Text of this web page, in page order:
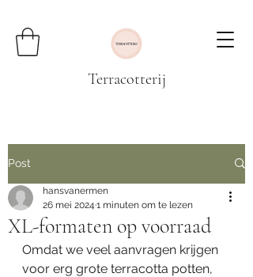
Terracotterij
Post
XL-formaten op voorraad
hansvanermen
26 mei 2024 1 minuten om te lezen
Omdat we veel aanvragen krijgen
voor erg grote terracotta potten,